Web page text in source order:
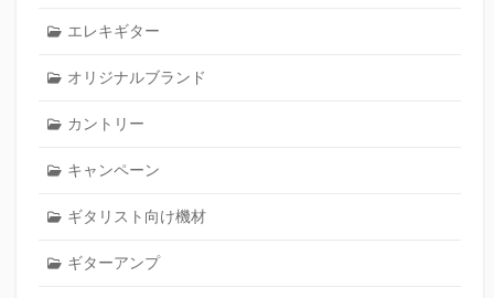
エレキギター
オリジナルブランド
カントリー
キャンペーン
ギタリスト向け機材
ギターアンプ